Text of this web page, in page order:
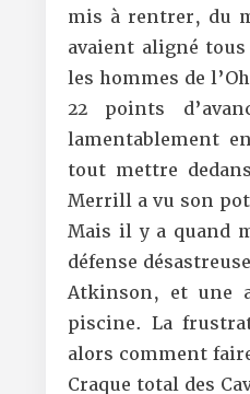
mis à rentrer, du
avaient aligné
les hommes de
22 points
lamentablement
tout mettre
Merrill a vu son
Mais il y a quand
défense
Atkinson, et une
piscine. La
alors comment
Craque total des